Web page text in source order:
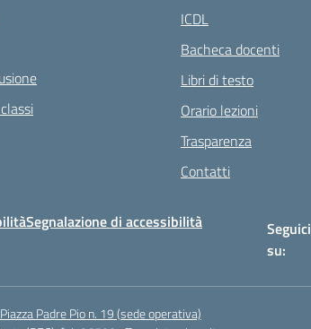
ICDL
Bacheca docenti
Libri di testo
Orario lezioni
Trasparenza
Contatti
Segnalazione di accessibilità
Seguici
su:
Padre Pio n. 19 (sede operativa)